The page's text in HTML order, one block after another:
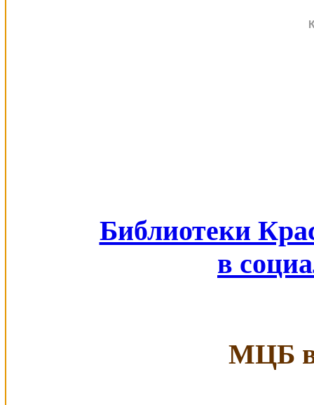
Библиотеки
в
МЦБ в